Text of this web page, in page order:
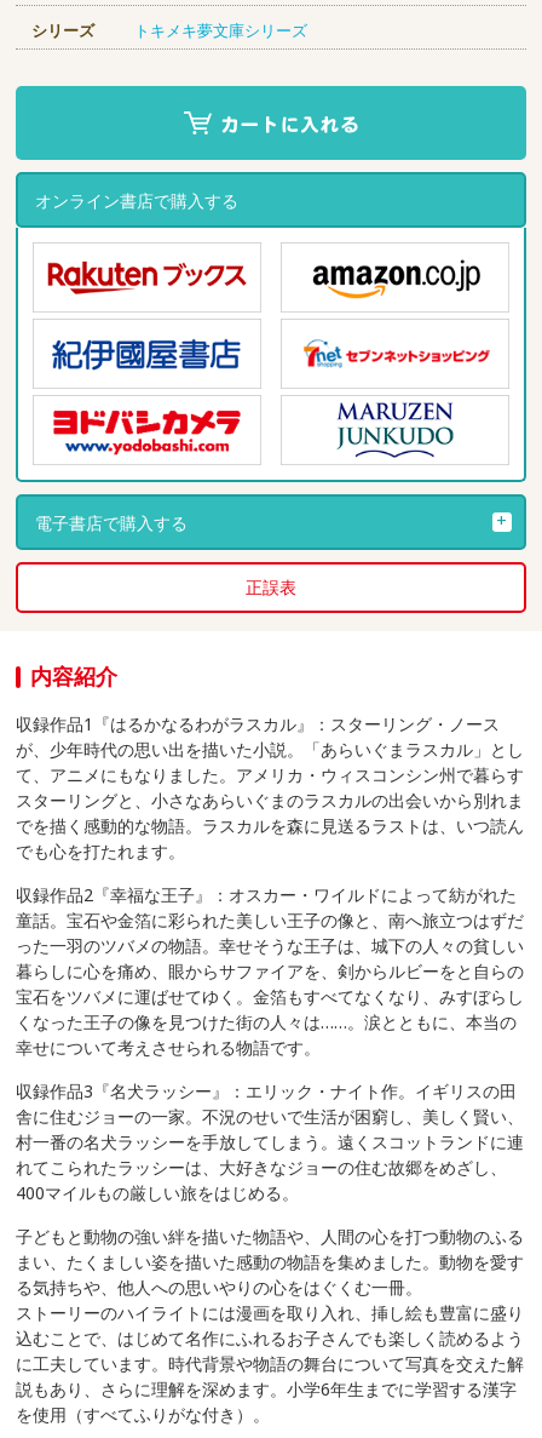
シリーズ
トキメキ夢文庫シリーズ
オンライン書店で購入する
電子書店で購入する
正誤表
内容紹介
収録作品1『はるかなるわがラスカル』：スターリング・ノース
が、少年時代の思い出を描いた小説。「あらいぐまラスカル」とし
て、アニメにもなりました。アメリカ・ウィスコンシン州で暮らす
スターリングと、小さなあらいぐまのラスカルの出会いから別れま
でを描く感動的な物語。ラスカルを森に見送るラストは、いつ読ん
でも心を打たれます。
収録作品2『幸福な王子』：オスカー・ワイルドによって紡がれた
童話。宝石や金箔に彩られた美しい王子の像と、南へ旅立つはずだ
った一羽のツバメの物語。幸せそうな王子は、城下の人々の貧しい
暮らしに心を痛め、眼からサファイアを、剣からルビーをと自らの
宝石をツバメに運ばせてゆく。金箔もすべてなくなり、みすぼらし
くなった王子の像を見つけた街の人々は……。涙とともに、本当の
幸せについて考えさせられる物語です。
収録作品3『名犬ラッシー』：エリック・ナイト作。イギリスの田
舎に住むジョーの一家。不況のせいで生活が困窮し、美しく賢い、
村一番の名犬ラッシーを手放してしまう。遠くスコットランドに連
れてこられたラッシーは、大好きなジョーの住む故郷をめざし、
400マイルもの厳しい旅をはじめる。
子どもと動物の強い絆を描いた物語や、人間の心を打つ動物のふる
まい、たくましい姿を描いた感動の物語を集めました。動物を愛す
る気持ちや、他人への思いやりの心をはぐくむ一冊。
ストーリーのハイライトには漫画を取り入れ、挿し絵も豊富に盛り
込むことで、はじめて名作にふれるお子さんでも楽しく読めるよう
に工夫しています。時代背景や物語の舞台について写真を交えた解
説もあり、さらに理解を深めます。小学6年生までに学習する漢字
を使用（すべてふりがな付き）。